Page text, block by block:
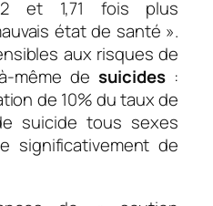
et 1,71 fois plus
état de santé ».
aux risques de
même de suicides:
de 10% du taux de
suicide tous sexes
significativement de